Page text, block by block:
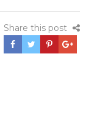
Share this post